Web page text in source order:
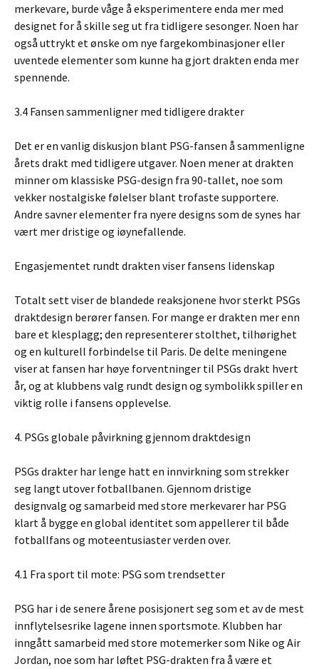
merkevare, burde våge å eksperimentere enda mer med
designet for å skille seg ut fra tidligere sesonger. Noen har
også uttrykt et ønske om nye fargekombinasjoner eller
uventede elementer som kunne ha gjort drakten enda mer
spennende.
3.4 Fansen sammenligner med tidligere drakter
Det er en vanlig diskusjon blant PSG-fansen å sammenligne
årets drakt med tidligere utgaver. Noen mener at drakten
minner om klassiske PSG-design fra 90-tallet, noe som
vekker nostalgiske følelser blant trofaste supportere.
Andre savner elementer fra nyere designs som de synes har
vært mer dristige og iøynefallende.
Engasjementet rundt drakten viser fansens lidenskap
Totalt sett viser de blandede reaksjonene hvor sterkt PSGs
draktdesign berører fansen. For mange er drakten mer enn
bare et klesplagg; den representerer stolthet, tilhørighet
og en kulturell forbindelse til Paris. De delte meningene
viser at fansen har høye forventninger til PSGs drakt hvert
år, og at klubbens valg rundt design og symbolikk spiller en
viktig rolle i fansens opplevelse.
4. PSGs globale påvirkning gjennom draktdesign
PSGs drakter har lenge hatt en innvirkning som strekker
seg langt utover fotballbanen. Gjennom dristige
designvalg og samarbeid med store merkevarer har PSG
klart å bygge en global identitet som appellerer til både
fotballfans og moteentusiaster verden over.
4.1 Fra sport til mote: PSG som trendsetter
PSG har i de senere årene posisjonert seg som et av de mest
innflytelsesrike lagene innen sportsmote. Klubben har
inngått samarbeid med store motemerker som Nike og Air
Jordan, noe som har løftet PSG-drakten fra å være et